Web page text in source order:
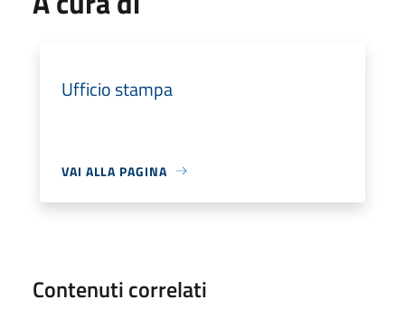
Ufficio stampa
VAI ALLA PAGINA
Contenuti correlati